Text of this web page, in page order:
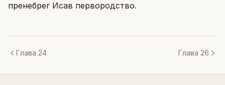
пренебрег Исав первородство.
Глава 24 Глава 26